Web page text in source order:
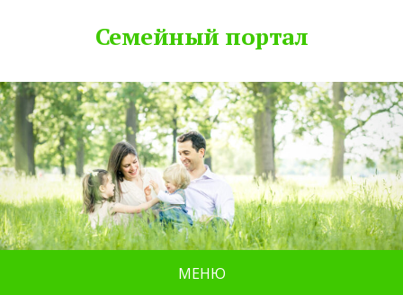
Семейный портал
МЕНЮ